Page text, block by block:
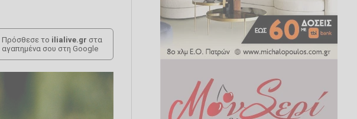
Πρόσθεσε το ilialive.gr στα
αγαπημένα σου στη Google